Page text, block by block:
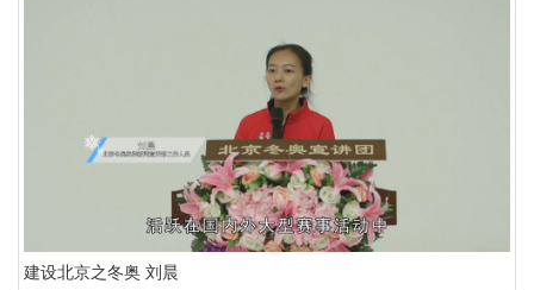
建设北京之冬奥 刘晨